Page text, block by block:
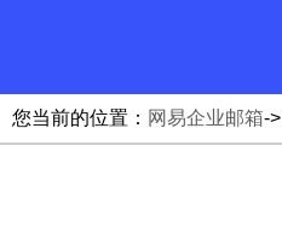
您当前的位置： 网易企业邮箱->